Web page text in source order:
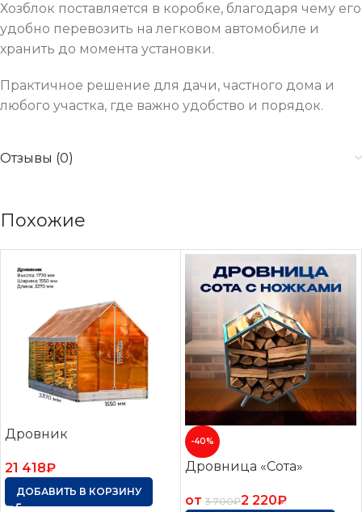
Хозблок поставляется в коробке, благодаря чему его
удобно перевозить на легковом автомобиле и
хранить до момента установки.
Практичное решение для дачи, частного дома и
любого участка, где важно удобство и порядок.
Отзывы (0)
Похожие
Дровник
21 418₽
ДОБАВИТЬ В КОРЗИНУ
-40%
Дровница «Сота»
от 3 700₽2 220₽